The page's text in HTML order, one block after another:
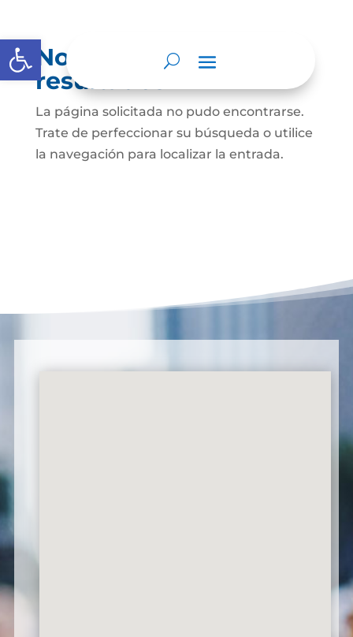
Abrir barra de herramientas
No se encontraron
resultados
La página solicitada no pudo encontrarse.
Trate de perfeccionar su búsqueda o utilice
la navegación para localizar la entrada.